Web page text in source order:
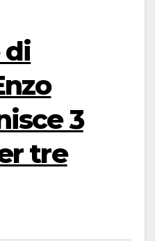
di
3
tre